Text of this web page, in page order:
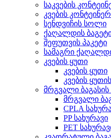
საკვების
კვების
სენდვიჩის სოლი
ქაღალდის
შეფუთვის პაკეტი
სამაგრი
კვების ყუთი
კვების ყუთი
კვების
მრგვალი ბაგასის
მრგვალი
CPLA
PP სახურავი
PET